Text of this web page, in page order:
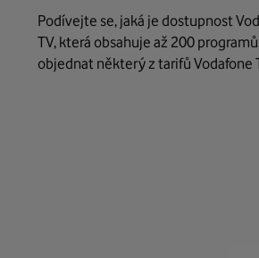
Podívejte se, jaká je dostupnost
TV, která obsahuje až 200
objednat některý z tarifů Vodafone